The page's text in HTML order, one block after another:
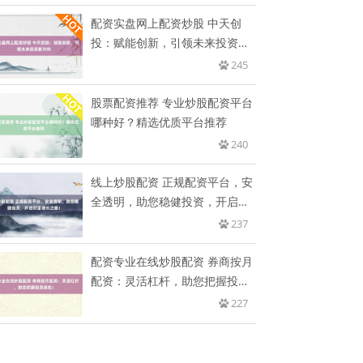
配资实盘网上配资炒股 中天创
投：赋能创新，引领未来投资新
245
股票配资推荐 专业炒股配资平台
哪种好？精选优质平台推荐
240
线上炒股配资 正规配资平台，安
全透明，助您稳健投资，开启财
237
配资专业在线炒股配资 券商按月
配资：灵活杠杆，助您把握投资
227